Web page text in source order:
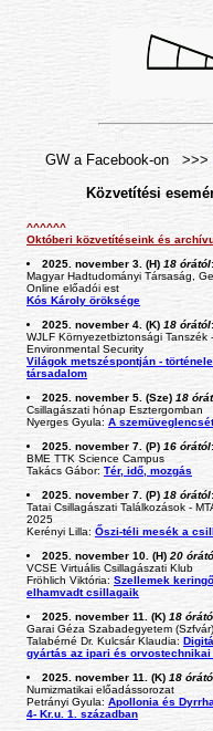
GW a Facebook-on >>>
Közvetítési
^^^^^^
Októberi közvetítéseink és
2025. november 3. (H) 18 órától:
Magyar Hadtudományi Társaság,
Online előadói est
Kós Károly öröksége
2025. november 4. (K) 18 órától:
WJLF Környezetbiztonsági Tanszék
Environmental Security
Világok metszéspontján -
társadalom
2025. november 5. (Sze) 18
Csillagászati hónap Esztergomban
Nyerges Gyula: A
2025. november 7. (P) 16 órától:
BME TTK Science Campus
Takács Gábor: Tér, idő, mozgás
2025. november 7. (P) 18 órától:
Tatai Csillagászati Találkozások -
2025
Kerényi Lilla: Őszi-téli mesék a
2025. november 10. (H) 20
VCSE Virtuális Csillagászati Klub
Fröhlich Viktória: Szellemek
elhamvadt csillagaik
2025. november 11. (K) 18
Garai Géza Szabadegyetem (Szfvár)
Talabérné Dr. Kulcsár Klaudia:
gyártás az ipari és
2025. november 11. (K) 18
Numizmatikai előadássorozat
Petrányi Gyula: Apollonia és
4- Kr.u. 1. században